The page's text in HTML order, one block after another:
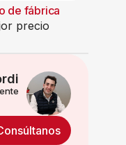
de fábrica
precio